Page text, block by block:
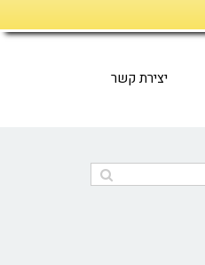
יצירת קשר